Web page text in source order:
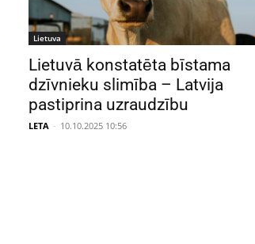
Lietuva
Lietuvā konstatēta bīstama
dzīvnieku slimība – Latvija
pastiprina uzraudzību
LETA - 10.10.2025 10:56